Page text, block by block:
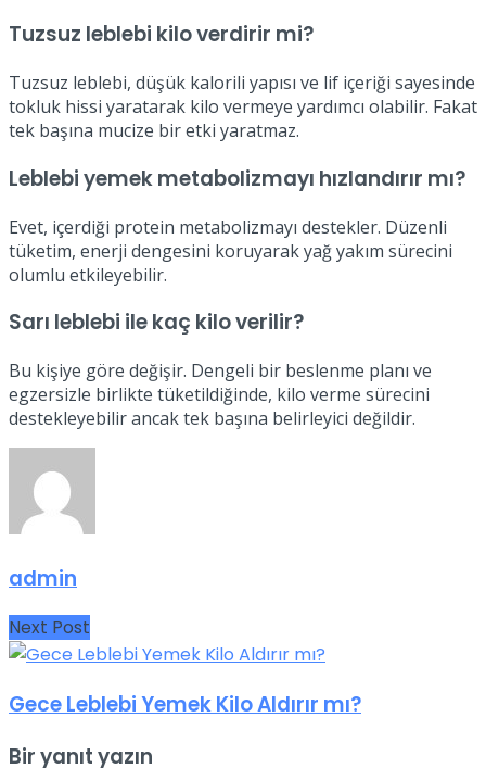
Tuzsuz leblebi kilo verdirir mi?
Tuzsuz leblebi, düşük kalorili yapısı ve lif içeriği sayesinde
tokluk hissi yaratarak kilo vermeye yardımcı olabilir. Fakat
tek başına mucize bir etki yaratmaz.
Leblebi yemek metabolizmayı hızlandırır mı?
Evet, içerdiği protein metabolizmayı destekler. Düzenli
tüketim, enerji dengesini koruyarak yağ yakım sürecini
olumlu etkileyebilir.
Sarı leblebi ile kaç kilo verilir?
Bu kişiye göre değişir. Dengeli bir beslenme planı ve
egzersizle birlikte tüketildiğinde, kilo verme sürecini
destekleyebilir ancak tek başına belirleyici değildir.
admin
Next Post
Gece Leblebi Yemek Kilo Aldırır mı?
Bir yanıt yazın